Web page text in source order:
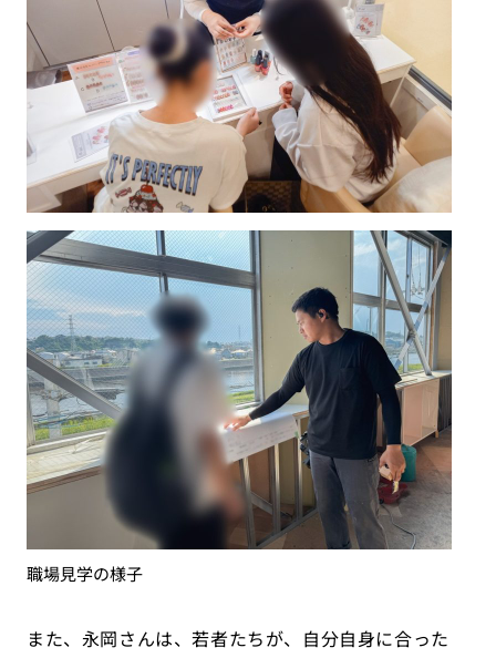
職場見学の様子
また、永岡さんは、若者たちが、自分自身に合った